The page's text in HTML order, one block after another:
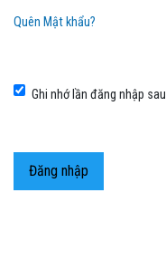
Quên Mật khẩu?
Ghi nhớ lần đăng nhập sau
Đăng nhập